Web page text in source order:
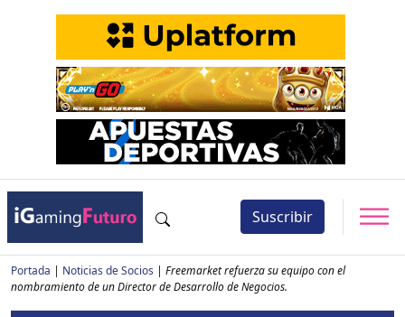
Suscribir
Portada | Noticias de Socios | Freemarket refuerza su equipo con el
nombramiento de un Director de Desarrollo de Negocios.